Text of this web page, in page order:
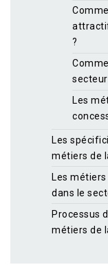
?
Les
Les
métiers de
Les
dans le
Processus
métiers de